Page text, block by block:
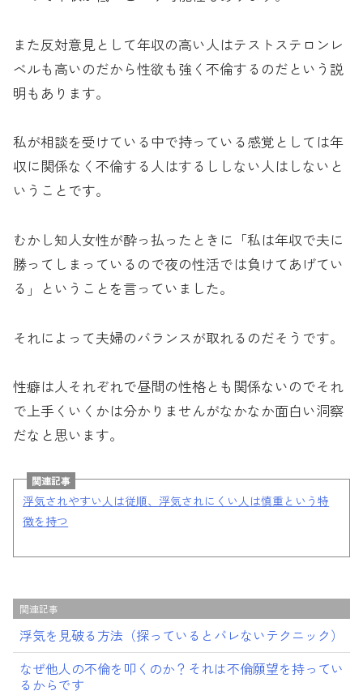
また反対意見として年収の高い人はテストステロンレ
ベルも高いのだから性欲も強く不倫するのだという説
明もあります。
私が相談を受けている中で持っている感覚としては年
収に関係なく不倫する人はするししない人はしないと
いうことです。
むかし知人女性が酔っ払ったときに「私は年収で夫に
勝ってしまっているので夜の性活では負けてあげてい
る」ということを言っていました。
それによって夫婦のバランスが取れるのだそうです。
性癖は人それぞれで昼間の性格とも関係ないのでそれ
で上手くいくかは分かりませんがなかなか面白い洞察
だなと思います。
関連記事
浮気されやすい人は従順、浮気されにくい人は慎重という特
徴を持つ
関連記事
浮気を見破る方法（探っているとバレないテクニック）
なぜ他人の不倫を叩くのか？それは不倫願望を持ってい
るからです